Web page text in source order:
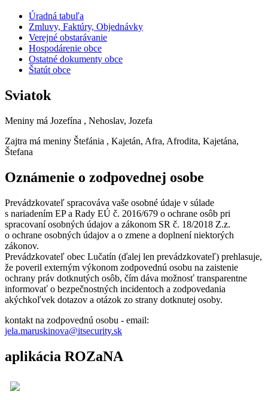
Úradná tabuľa
Zmluvy, Faktúry, Objednávky
Verejné obstarávanie
Hospodárenie obce
Ostatné dokumenty obce
Štatút obce
Sviatok
Meniny má Jozefína , Nehoslav, Jozefa
Zajtra má meniny Štefánia , Kajetán, Afra, Afrodita, Kajetána,
Štefana
Oznámenie o zodpovednej osobe
Prevádzkovateľ spracováva vaše osobné údaje v súlade
s nariadením EP a Rady EÚ č. 2016/679 o ochrane osôb pri
spracovaní osobných údajov a zákonom SR č. 18/2018 Z.z.
o ochrane osobných údajov a o zmene a doplnení niektorých
zákonov.
Prevádzkovateľ obec Lučatín (ďalej len prevádzkovateľ) prehlasuje,
že poveril externým výkonom zodpovednú osobu na zaistenie
ochrany práv dotknutých osôb, čím dáva možnosť transparentne
informovať o bezpečnostných incidentoch a zodpovedania
akýchkoľvek dotazov a otázok zo strany dotknutej osoby.
kontakt na zodpovednú osobu - email:
jela.maruskinova@itsecurity.sk
aplikácia ROZaNA